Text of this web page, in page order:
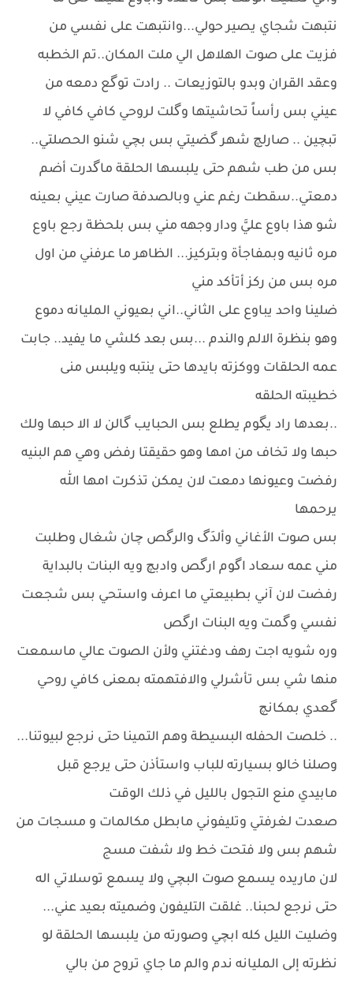
نتبهت شجاي يصير حولي...وانتبهت على نفسي من
فزيت على صوت الهلاهل الي ملت المكان..تم الخطبه
وعقد القران وبدو بالتوزيعات .. رادت توگع دمعه من
عيني بس رأساً تحاشيتها وگلت لروحي كافي كافي لا
تبچين .. صارلچ شهر گضيتي بس بچي شنو الحصلتي..
بس من طب شهم حتى يلبسها الحلقة ماگدرت أضم
دمعتي..سقطت رغم عني وبالصدفة صارت عيني بعينه
شو هذا باوع عليَّ ودار وجهه مني بس بلحظة رجع باوع
مره ثانيه وبمفاجأة وبتركيز... الظاهر ما عرفني من اول
مره بس من ركز أتأكد مني
ضلينا واحد يباوع على الثاني..اني بعيوني المليانه دموع
وهو بنظرة الالم والندم ...بس بعد كلشي ما يفيد.. جابت
عمه الحلقات ووكزته بايدها حتى ينتبه ويلبس منى
خطيبته الحلقه
..بعدها راد يگوم يطلع بس الحبايب گالن لا الا حبها ولك
حبها ولا تخاف من امها وهو حقيقتا رفض وهي هم البنيه
رفضت وعيونها دمعت لان يمكن تذكرت امها الله
يرحمها
بس صوت الأغاني وألدَگ والرگص چان شغال وطلبت
مني عمه سعاد اگوم ارگص وادبچ ويه البنات بالبداية
رفضت لان آني بطبيعتي ما اعرف واستحي بس شجعت
نفسي وگمت ويه البنات ارگص
وره شويه اجت رهف ودغتني ولأن الصوت عالي ماسمعت
منها شي بس تأشرلي والافتهمته بمعنى كافي روحي
گعدي بمكانچ
.. خلصت الحفله البسيطة وهم التمينا حتى نرجع لبيوتنا...
وصلنا خالو بسيارته للباب واستأذن حتى يرجع قبل
مابيدي منع التجول بالليل في ذلك الوقت
صعدت لغرفتي وتليفوني مابطل مكالمات و مسجات من
شهم بس ولا فتحت خط ولا شفت مسج
لان ماريده يسمع صوت البچي ولا يسمع توسلاتي اله
حتى نرجع لحبنا.. غلقت التليفون وضميته بعيد عني...
وضليت الليل كله ابچي وصورته من يلبسها الحلقة لو
نظرته إلى المليانه ندم والم ما جاي تروح من بالي